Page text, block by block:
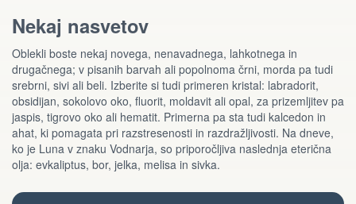
Nekaj nasvetov
Oblekli boste nekaj novega, nenavadnega, lahkotnega in
drugačnega; v pisanih barvah ali popolnoma črni, morda pa tudi
srebrni, sivi ali beli. Izberite si tudi primeren kristal: labradorit,
obsidijan, sokolovo oko, fluorit, moldavit ali opal, za prizemljitev pa
jaspis, tigrovo oko ali hematit. Primerna pa sta tudi kalcedon in
ahat, ki pomagata pri razstresenosti in razdražljivosti. Na dneve,
ko je Luna v znaku Vodnarja, so priporočljiva naslednja eterična
olja: evkaliptus, bor, jelka, melisa in sivka.